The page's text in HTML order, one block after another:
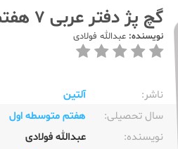
گچ پژ دفتر عربی 7 هفتم
نویسنده: عبدالله فولادی
ناشر:‌
آلتین
سال تحصیلی:‌
هفتم متوسطه اول
نویسنده:‌
عبدالله فولادی